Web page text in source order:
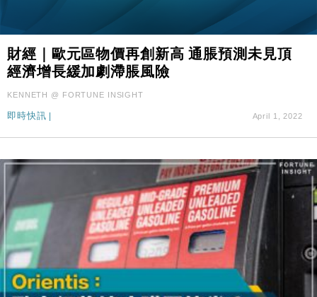
財經｜歐元區物價再創新高 通脹預測未見頂
經濟增長緩加劇滯脹風險
KENNETH @ FORTUNE INSIGHT
即時快訊 | April 1, 2022